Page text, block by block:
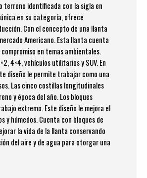
terreno identificada con la sigla en
en su categoría, ofrece
Con el concepto de una llanta
Americano. Esta llanta cuenta
en temas ambientales.
4×4, vehículos utilitarios y SUV. En
diseño le permite trabajar como una
Las cinco costillas longitudinales
y época del año. Los bloques
extremo. Este diseño le mejora el
y húmedos. Cuenta con bloques de
la vida de la llanta conservando
del aire y de agua para otorgar una